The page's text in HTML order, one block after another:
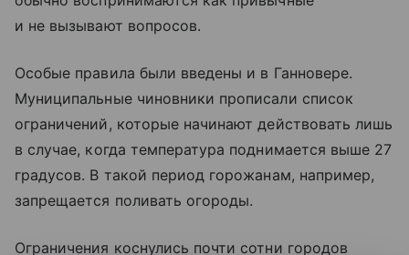
и не вызывают вопросов.
Особые правила были введены и в Ганновере.
Муниципальные чиновники прописали список
ограничений, которые начинают действовать лишь
в случае, когда температура поднимается выше 27
градусов. В такой период горожанам, например,
запрещается поливать огороды.
Ограничения коснулись почти сотни городов